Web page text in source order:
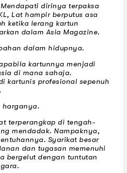
dirinya terpaksa
Lat hampir berputus asa
ketika lerang kartun
dalam Asia Magazine.
dalam hidupnya.
kartunnya menjadi
di mana sahaja.
kartunis profesional sepenuh
harganya.
terperangkap di tengah-
mendadak. Nampaknya,
Syarikat besar
dan tugasan memenuhi
bergelut dengan tuntutan